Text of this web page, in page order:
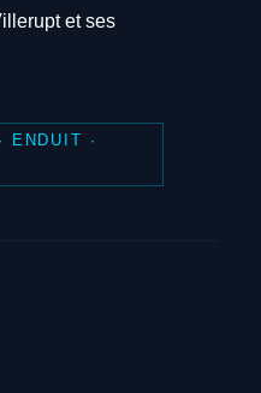
et ses
ENDUIT ·